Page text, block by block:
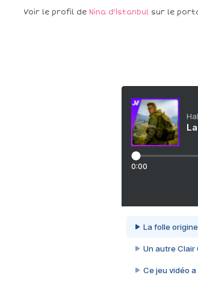
Voir le profil de Nina d'İstanbul sur le
0:00
La folle
Un autre Clair
Ce jeu vidéo